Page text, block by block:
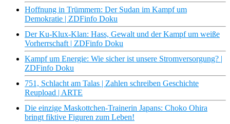
Hoffnung in Trümmern: Der Sudan im Kampf um
Demokratie | ZDFinfo Doku
Der Ku-Klux-Klan: Hass, Gewalt und der Kampf um weiße
Vorherrschaft | ZDFinfo Doku
Kampf um Energie: Wie sicher ist unsere Stromversorgung? |
ZDFinfo Doku
751, Schlacht am Talas | Zahlen schreiben Geschichte
Reupload | ARTE
Die einzige Maskottchen-Trainerin Japans: Choko Ohira
bringt fiktive Figuren zum Leben!